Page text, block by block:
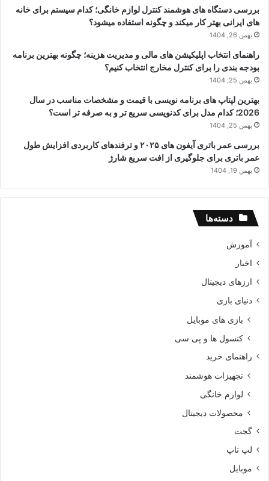
بررسی دستگاه های هوشمند کنترل لوازم خانگی؛ کدام سیستم برای خانه
های ایرانی بهتر کار میکند و چگونه استفاده میشود؟
بهمن 26, 1404
راهنمای انتخاب اپلیکیشن های مالی و مدیریت هزینه؛ چگونه بهترین برنامه
بودجه بندی را برای کنترل مخارج انتخاب کنیم؟
بهمن 25, 1404
بهترین لپتاپ های برنامه نویسی با قیمت و مشخصات مناسب در سال
2026؛ کدام مدل برای کدنویسی سریع تر و به صرفه تر است؟
بهمن 25, 1404
بررسی عمر باتری آیفون های ۲۰۲۵ و ترفندهای کاربردی افزایش طول
عمر باتری برای جلوگیری از افت سریع شارژ
بهمن 19, 1404
دسته‌ها
آموزش
اخبار
ارزهای دیجیتال
دنیای بازی
بازی های موبایل
کنسول ها و پی سی
راهنمای خرید
تجهیزات هوشمند
لوازم خانگی
محصولات دیجیتال
گجت
لپ تاپ
موبایل